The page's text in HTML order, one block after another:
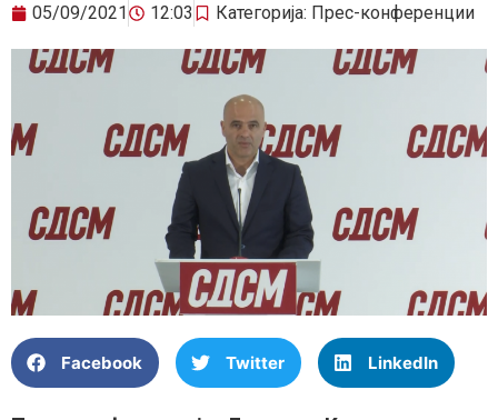
05/09/2021 12:03 Категорија: Прес-конференции
Facebook Twitter LinkedIn